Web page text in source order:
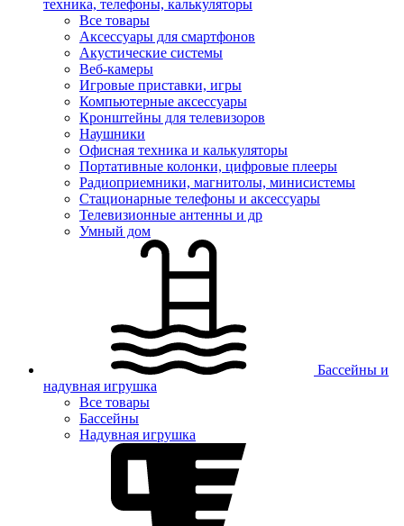
техника, телефоны, калькуляторы
Все товары
Аксессуары для смартфонов
Акустические системы
Веб-камеры
Игровые приставки, игры
Компьютерные аксессуары
Кронштейны для телевизоров
Наушники
Офисная техника и калькуляторы
Портативные колонки, цифровые плееры
Радиоприемники, магнитолы, минисистемы
Стационарные телефоны и аксессуары
Телевизионные антенны и др
Умный дом
Бассейны и
надувная игрушка
Все товары
Бассейны
Надувная игрушка